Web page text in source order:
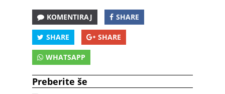
KOMENTIRAJ SHARE
SHARE SHARE
WHATSAPP
Preberite še